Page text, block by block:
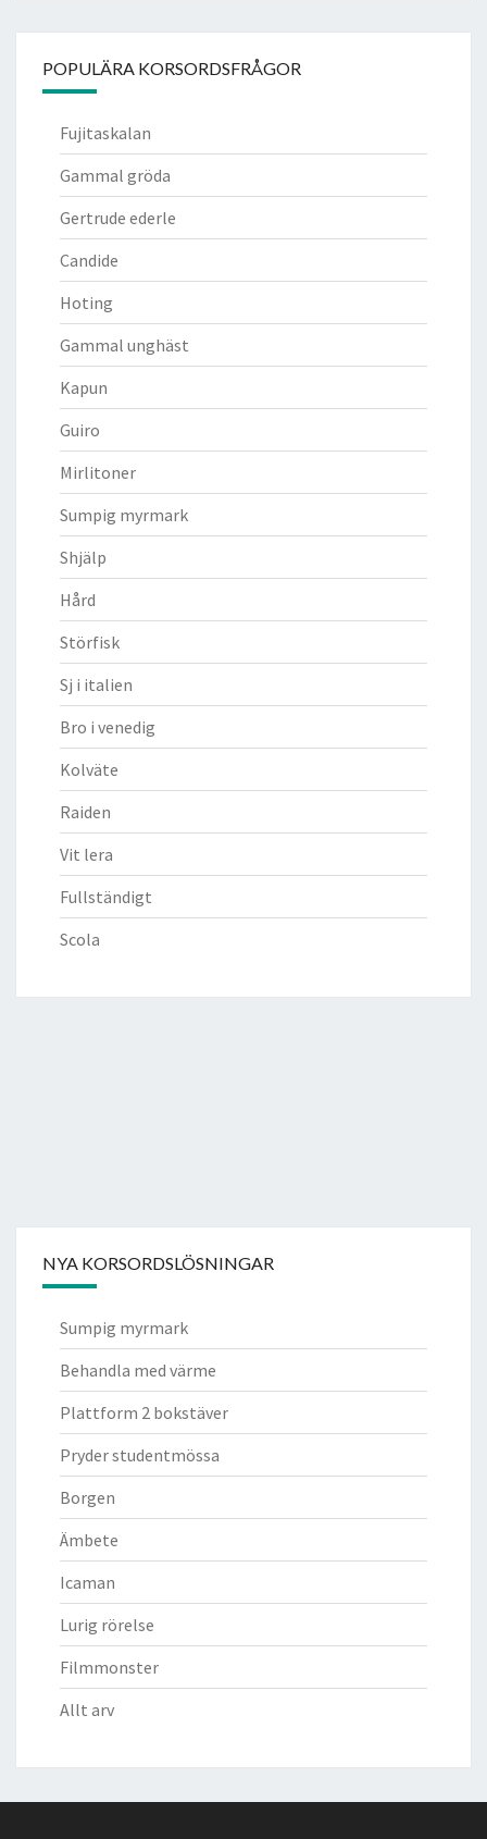
POPULÄRA KORSORDSFRÅGOR
Fujitaskalan
Gammal gröda
Gertrude ederle
Candide
Hoting
Gammal unghäst
Kapun
Guiro
Mirlitoner
Sumpig myrmark
Shjälp
Hård
Störfisk
Sj i italien
Bro i venedig
Kolväte
Raiden
Vit lera
Fullständigt
Scola
NYA KORSORDSLÖSNINGAR
Sumpig myrmark
Behandla med värme
Plattform 2 bokstäver
Pryder studentmössa
Borgen
Ämbete
Icaman
Lurig rörelse
Filmmonster
Allt arv